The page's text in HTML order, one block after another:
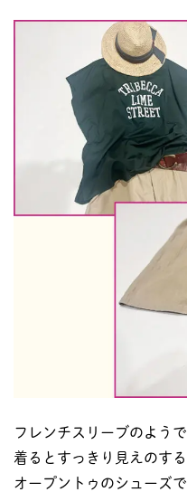
フレンチスリーブのようで
着るとすっきり見えのす
オープントゥのシューズ